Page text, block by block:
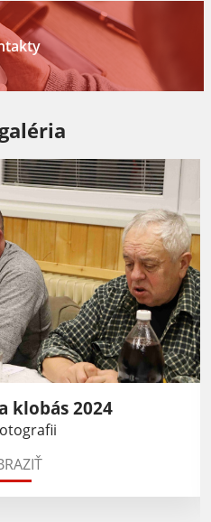
klobás 2024